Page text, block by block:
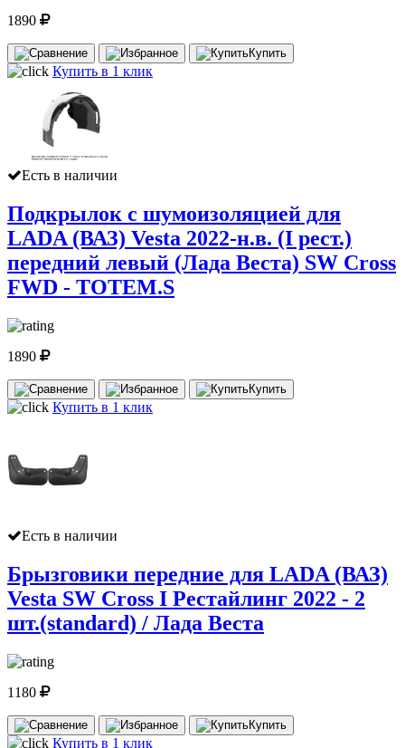
1890
Купить
Купить в 1 клик
Есть в наличии
Подкрылок с шумоизоляцией для
LADA (ВАЗ) Vesta 2022-н.в. (I рест.)
передний левый (Лада Веста) SW Cross
FWD - TOTEM.S
1890
Купить
Купить в 1 клик
Есть в наличии
Брызговики передние для LADA (ВАЗ)
Vesta SW Cross I Рестайлинг 2022 - 2
шт.(standard) / Лада Веста
1180
Купить
Купить в 1 клик